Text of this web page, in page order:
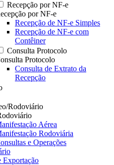
Recepção por NF-e
por NF-e
Recepção de NF-e Simples
Recepção de NF-e com
Contêiner
Consulta Protocolo
Protocolo
Consulta de Extrato da
Recepção
Rodoviário
Aérea
Rodoviária
e Operações
Exportação